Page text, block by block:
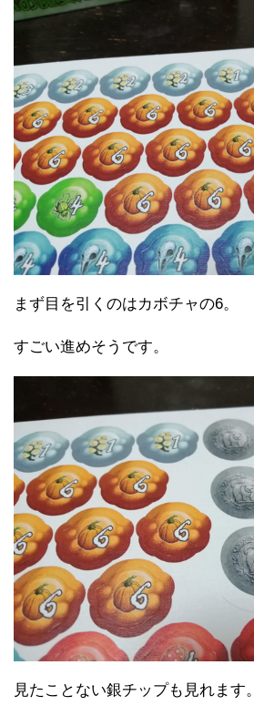
まず目を引くのはカボチャの6。
すごい進めそうです。
見たことない銀チップも見れます。